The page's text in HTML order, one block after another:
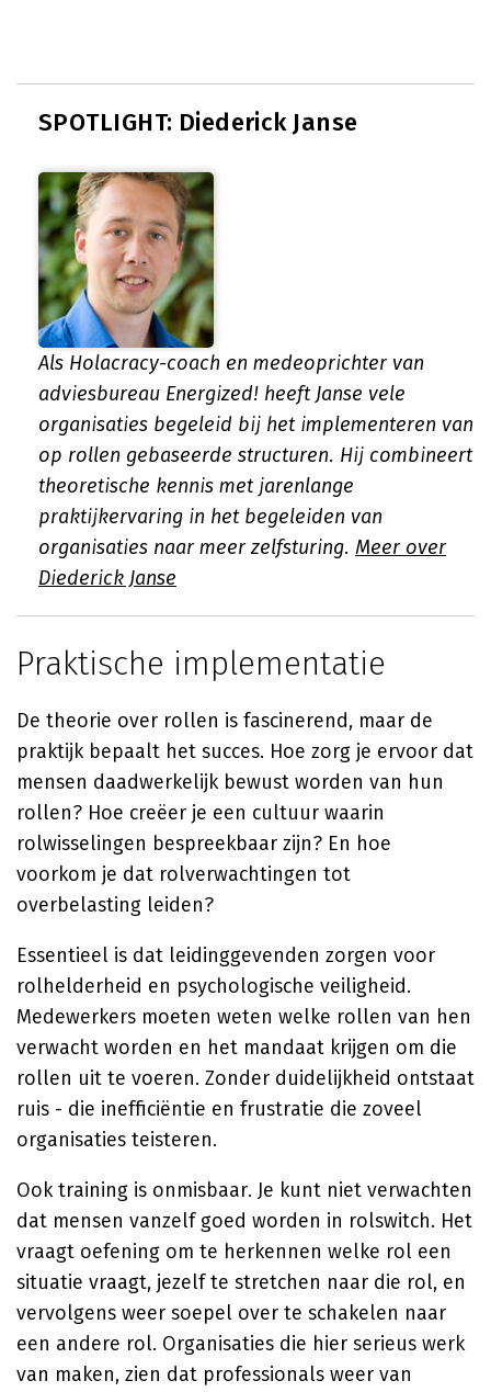
SPOTLIGHT: Diederick Janse
Als Holacracy-coach en medeoprichter van
adviesbureau Energized! heeft Janse vele
organisaties begeleid bij het implementeren van
op rollen gebaseerde structuren. Hij combineert
theoretische kennis met jarenlange
praktijkervaring in het begeleiden van
organisaties naar meer zelfsturing. Meer over
Diederick Janse
Praktische implementatie
De theorie over rollen is fascinerend, maar de
praktijk bepaalt het succes. Hoe zorg je ervoor dat
mensen daadwerkelijk bewust worden van hun
rollen? Hoe creëer je een cultuur waarin
rolwisselingen bespreekbaar zijn? En hoe
voorkom je dat rolverwachtingen tot
overbelasting leiden?
Essentieel is dat leidinggevenden zorgen voor
rolhelderheid en psychologische veiligheid.
Medewerkers moeten weten welke rollen van hen
verwacht worden en het mandaat krijgen om die
rollen uit te voeren. Zonder duidelijkheid ontstaat
ruis - die inefficiëntie en frustratie die zoveel
organisaties teisteren.
Ook training is onmisbaar. Je kunt niet verwachten
dat mensen vanzelf goed worden in rolswitch. Het
vraagt oefening om te herkennen welke rol een
situatie vraagt, jezelf te stretchen naar die rol, en
vervolgens weer soepel over te schakelen naar
een andere rol. Organisaties die hier serieus werk
van maken, zien dat professionals weer van